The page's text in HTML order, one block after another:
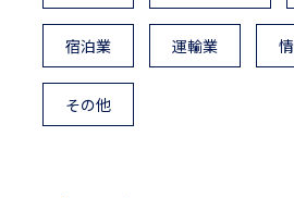
宿泊業 運輸業
その他